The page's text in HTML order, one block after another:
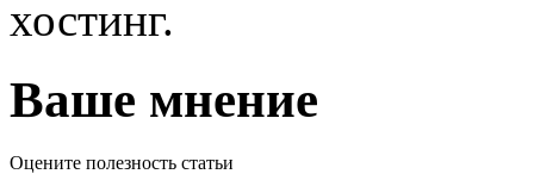
хостинг.
Ваше мнение
Оцените полезность статьи